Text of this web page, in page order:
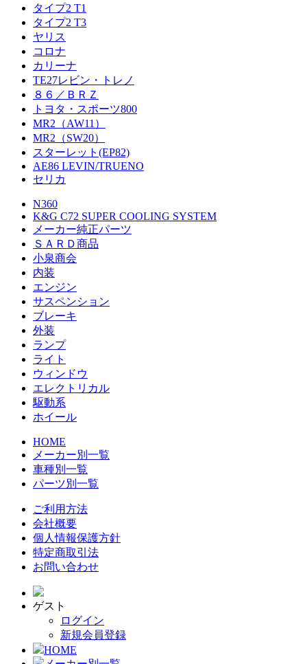
タイプ2 T1
タイプ2 T3
ヤリス
コロナ
カリーナ
TE27レビン・トレノ
８６／ＢＲＺ
トヨタ・スポーツ800
MR2（AW11）
MR2（SW20）
スターレット(EP82)
AE86 LEVIN/TRUENO
セリカ
N360
K&G C72 SUPER COOLING SYSTEM
メーカー純正パーツ
ＳＡＲＤ商品
小泉商会
内装
エンジン
サスペンション
ブレーキ
外装
ランプ
ライト
ウィンドウ
エレクトリカル
駆動系
ホイール
HOME
メーカー別一覧
車種別一覧
パーツ別一覧
ご利用方法
会社概要
個人情報保護方針
特定商取引法
お問い合わせ
ゲスト
ログイン
新規会員登録
HOME